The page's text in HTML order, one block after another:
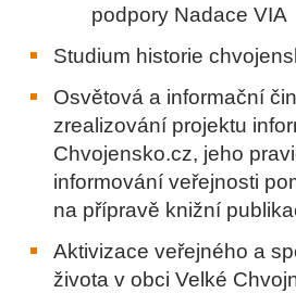
podpory Nadace VIA
Studium historie
Osvětová a informační
zrealizování projektu
Chvojensko.cz, jeho
informování veřejnosti
na přípravě knižní
Aktivizace veřejného a
života v obci Velké